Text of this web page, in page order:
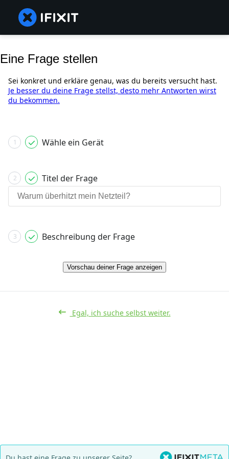
Eine Frage stellen
Sei konkret und erkläre genau, was du bereits versucht hast.
Je besser du deine Frage stellst, desto mehr Antworten wirst
du bekommen.
1 Wähle ein Gerät
2 Titel der Frage
3 Beschreibung der Frage
Vorschau deiner Frage anzeigen
Egal, ich suche selbst weiter.